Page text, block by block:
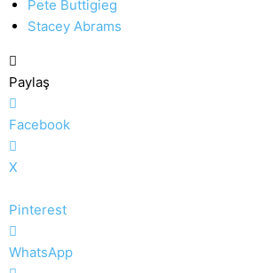
Pete Buttigieg
Stacey Abrams
Paylaş
Facebook
X
Pinterest
WhatsApp